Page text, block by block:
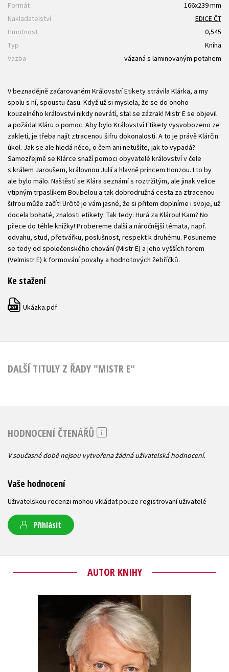
Formát
166x239 mm
Nakladatelství
EDICE ČT
Hmotnost
0,545
Typ
Kniha
Vazba
vázaná s laminovaným potahem
V beznadějně začarovaném Království Etikety strávila Klárka, a my
spolu s ní, spoustu času. Když už si myslela, že se do onoho
kouzelného království nikdy nevrátí, stal se zázrak! Mistr E se objevil
a požádal Kláru o pomoc. Aby bylo Království Etikety vysvobozeno ze
zakletí, je třeba najít ztracenou šifru dokonalosti. A to je právě Klárčin
úkol. Jak se ale hledá něco, o čem ani netušíte, jak to vypadá?
Samozřejmě se Klárce snaží pomoci obyvatelé království v čele
s králem Jaroušem, královnou Julií a hlavně princem Honzou. I to by
ale bylo málo. Naštěstí se Klára seznámí s roztržitým, ale jinak velice
vtipným trpaslíkem Boubelou a tak dobrodružná cesta za ztracenou
šifrou může začít! Určitě je vám jasné, že si přitom doplníme i svoje, už
docela bohaté, znalosti etikety. Tak tedy: Hurá za Klárou! Kam? No
přece do téhle knížky! Probereme další a náročnější témata, např.
odvahu, stud, přetvářku, poslušnost, respekt k druhému. Posuneme
se tedy od společenského chování (Mistr E) a jeho vyšších forem
(Velmistr E) k formování povahy a hodnotových žebříčků.
Ke stažení
PDF Ukázka.pdf
DALŠÍ TITULY Z ŘADY "MISTR E"
HODNOCENÍ ČTENÁŘŮ
V současné době nejsou vytvořena žádná uživatelská hodnocení.
Vaše hodnocení
Uživatelskou recenzi mohou vkládat pouze registrovaní uživatelé
Přihlásit
AUTOR KNIHY